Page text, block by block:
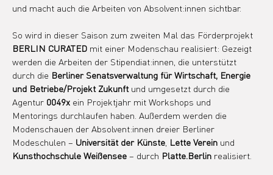
und macht auch die Arbeiten von Absolvent:innen sichtbar.
So wird in dieser Saison zum zweiten Mal das Förderprojekt
BERLIN CURATED mit einer Modenschau realisiert: Gezeigt
werden die Arbeiten der Stipendiat:innen, die unterstützt
durch die Berliner Senatsverwaltung für Wirtschaft, Energie
und Betriebe/Projekt Zukunft und umgesetzt durch die
Agentur 0049x ein Projektjahr mit Workshops und
Mentorings durchlaufen haben. Außerdem werden die
Modenschauen der Absolvent:innen dreier Berliner
Modeschulen – Universität der Künste Lette Verein und
Kunsthochschule Weißensee – durch Platte.Berlin realisiert.